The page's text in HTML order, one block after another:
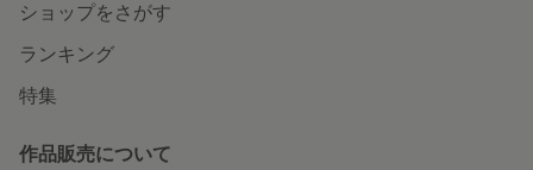
ショップをさがす
ランキング
特集
作品販売について